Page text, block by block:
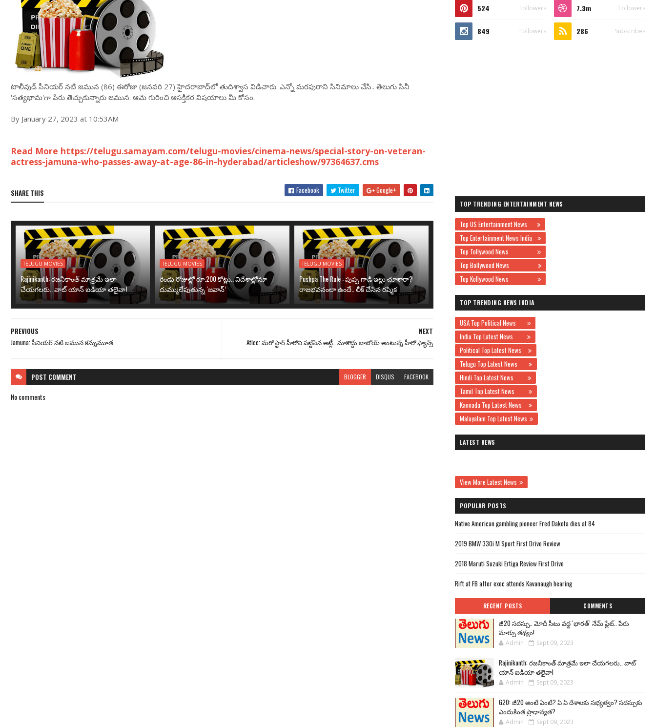
టాలీవుడ్ సీనియర్ నటి జమున (86) ఈరోజు (జనవరి 27) హైదరాబాద్‌లో తుదిశ్వాస విడిచారు. ఎన్నో మరపురాని సినిమాలు చేసి.. తెలుగు సినీ
'సత్యభామ'గా పేరు తెచ్చుకున్నారు జమున. ఆమె గురించి ఆసక్తికర విషయాలు మీ కోసం.
By January 27, 2023 at 10:53AM
Read More https://telugu.samayam.com/telugu-movies/cinema-news/special-story-on-veteran-
actress-jamuna-who-passes-away-at-age-86-in-hyderabad/articleshow/97364637.cms
SHARE THIS Facebook Twitter Google+
TELUGU MOVIES
Rajinikanth: రజనీకాంత్ మాత్రమే ఇలా
చేయగలరు.. వాట్ యాన్ ఐడియా తలైవా!
TELUGU MOVIES
రెండు రోజుల్లో రూ.200 కోట్లు.. విదేశాల్లోనూ
దుమ్ములేపుతున్న ‘జవాన్’
TELUGU MOVIES
Pushpa The Rule : పుష్ప గాడి ఇల్లు చూశారా?
రాజభవనంలా ఉందే.. లీక్ చేసిన రష్మిక
NEXT
Atlee: మ‌రో స్టార్ హీరోని ప‌ట్టేసిన అట్లీ.. మాకొద్దు బాబోయ్ అంటున్న హీరో ఫ్యాన్స్‌
PREVIOUS
Jamuna: సీనియర్ నటి జమున కన్నుమూత
POST COMMENT BLOGGER DISQUS FACEBOOK
No comments
524 Followers 7.3m Followers
849 Followers 286 Subscribes
TOP TRENDING ENTERTAINMENT NEWS
Top US Entertainment News
Top Entertainment News India
Top Tollywood News
Top Bollywood News
Top Kollywood News
TOP TRENDING NEWS INDIA
USA Top Political News
India Top Latest News
Political Top Latest News
Telugu Top Latest News
Hindi Top Latest News
Tamil Top Latest News
Kannada Top Latest News
Malayalam Top Latest News
LATEST NEWS
View More Latest News
POPULAR POSTS
Native American gambling pioneer Fred Dakota dies at 84
2019 BMW 330i M Sport First Drive Review
2018 Maruti Suzuki Ertiga Review First Drive
Rift at FB after exec attends Kavanaugh hearing
RECENT POSTS COMMENTS
జీ20 సదస్సు.. మోదీ సీటు వద్ద ‘భారత్’ నేమ్ ప్లేట్‌.. పేరు
మార్పు తథ్యం!
Admin Sept 09, 2023
Rajinikanth: రజనీకాంత్ మాత్రమే ఇలా చేయగలరు.. వాట్
యాన్ ఐడియా తలైవా!
Admin Sept 09, 2023
G20: జీ20 అంటే ఏంటి? ఏ ఏ దేశాలకు సభ్యత్వం? సదస్సుకు
ఎందుకింత ప్రాధాన్యత?
Admin Sept 09, 2023